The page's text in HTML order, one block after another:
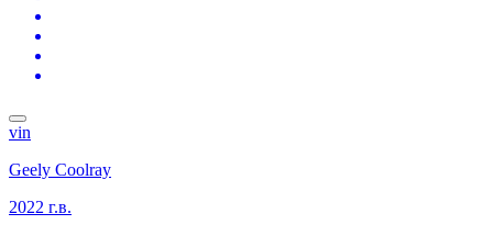
vin
Geely Coolray
2022 г.в.